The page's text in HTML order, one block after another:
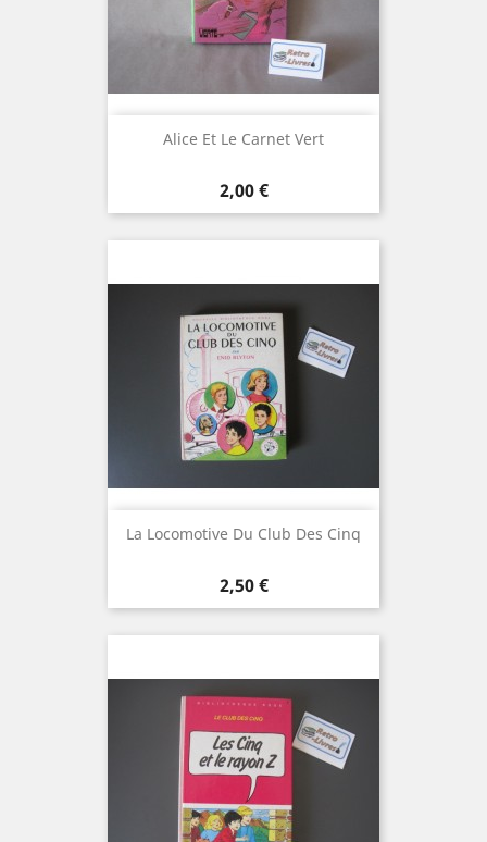
Alice Et Le Carnet Vert
Prix
2,00 €
La Locomotive Du Club Des Cinq
Prix
2,50 €